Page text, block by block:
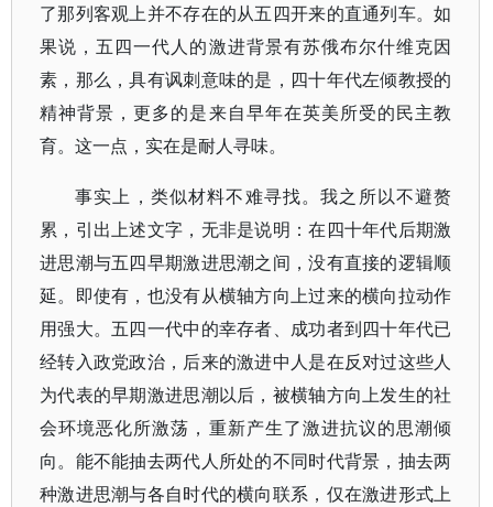
了那列客观上并不存在的从五四开来的直通列车。如
果说，五四一代人的激进背景有苏俄布尔什维克因
素，那么，具有讽刺意味的是，四十年代左倾教授的
精神背景，更多的是来自早年在英美所受的民主教
育。这一点，实在是耐人寻味。
事实上，类似材料不难寻找。我之所以不避赘
累，引出上述文字，无非是说明：在四十年代后期激
进思潮与五四早期激进思潮之间，没有直接的逻辑顺
延。即使有，也没有从横轴方向上过来的横向拉动作
用强大。五四一代中的幸存者、成功者到四十年代已
经转入政党政治，后来的激进中人是在反对过这些人
为代表的早期激进思潮以后，被横轴方向上发生的社
会环境恶化所激荡，重新产生了激进抗议的思潮倾
向。能不能抽去两代人所处的不同时代背景，抽去两
种激进思潮与各自时代的横向联系，仅在激进形式上